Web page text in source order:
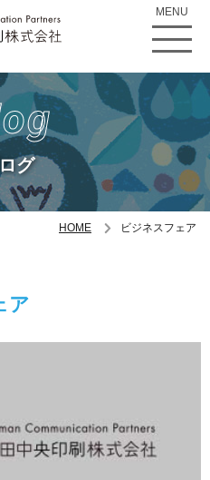
MENU
グ
HOME ビジネスフェア
ア